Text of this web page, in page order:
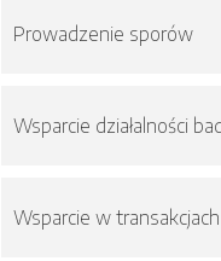
Prowadzenie sporów
Wsparcie działalności
Wsparcie w